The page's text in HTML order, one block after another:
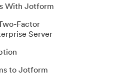
With Jotform
Factor
Server
to Jotform